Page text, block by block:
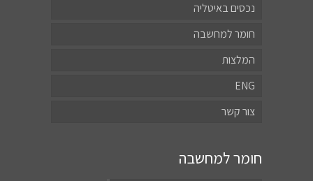
נכסים באיטליה
חומר למחשבה
המלצות
ENG
צור קשר
חומר למחשבה